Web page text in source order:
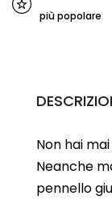
più popolare
Non hai
Neanche
pennello